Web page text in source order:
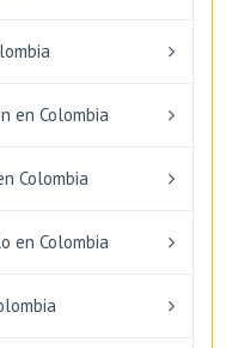
en Colombia
Colombia
en Colombia